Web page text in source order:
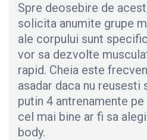
Spre deosebire de
solicita anumite grupe
ale corpului sunt
vor sa dezvolte
rapid. Cheia este
asadar daca nu reusesti
putin 4 antrenamente
cel mai bine ar fi sa
body.